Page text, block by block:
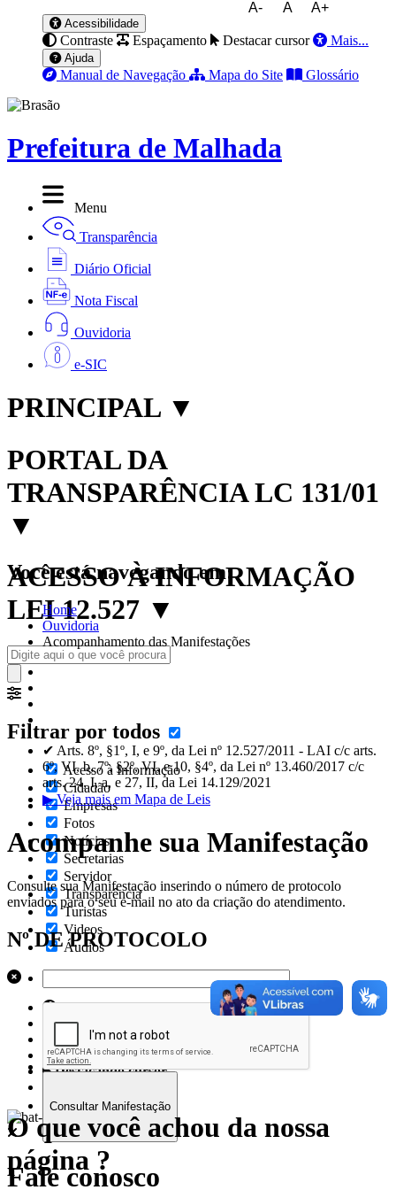
A- A A+
Acessibilidade
Contraste Espaçamento Destacar cursor Mais...
Ajuda
Manual de Navegação Mapa do Site Glossário
Prefeitura de Malhada
Menu
Transparência
Diário Oficial
Nota Fiscal
Ouvidoria
e-SIC
PRINCIPAL ▼
PORTAL DA
TRANSPARÊNCIA LC 131/01
▼
ACESSO À INFORMAÇÃO
LEI 12.527 ▼
Filtrar por todos
Acesso à Informação
Cidadão
Empresas
Fotos
Notícias
Secretarias
Servidor
Transparência
Turistas
Videos
Áudios
Auto contraste
Realçar links
Preto e branco
Aumentar espaçamento
Destacando cursor
Fale conosco
Fale conosco
Você está navegando em:
Home
Ouvidoria
Acompanhamento das Manifestações
✔ Arts. 8º, §1º, I, e 9º, da Lei nº 12.527/2011 - LAI c/c arts.
6º, VI, b, 7º, §2º, VI, e 10, §4º, da Lei nº 13.460/2017 c/c
arts. 24, I, a, e 27, II, da Lei 14.129/2021
▶ Veja mais em Mapa de Leis
Acompanhe sua Manifestação
Consulte sua Manifestação inserindo o número de protocolo
enviados para o seu e-mail no ato da criação do atendimento.
Nº DE PROTOCOLO
O que você achou da nossa
página ?